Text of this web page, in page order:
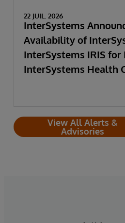
22 JUIL. 2026
InterSystems
Availability of
InterSystems IRIS for
InterSystems Health
View All Alerts &
Advisories